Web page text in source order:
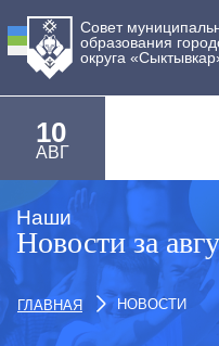
Совет
образования
округа
10
АВГ
Наши
Новости за
ГЛАВНАЯ НОВОСТИ